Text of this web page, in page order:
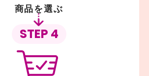
商品を選ぶ
STEP 4